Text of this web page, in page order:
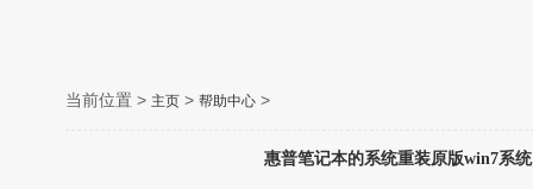
当前位置 > 主页 > 帮助中心 >
惠普笔记本的系统重装原版win7系